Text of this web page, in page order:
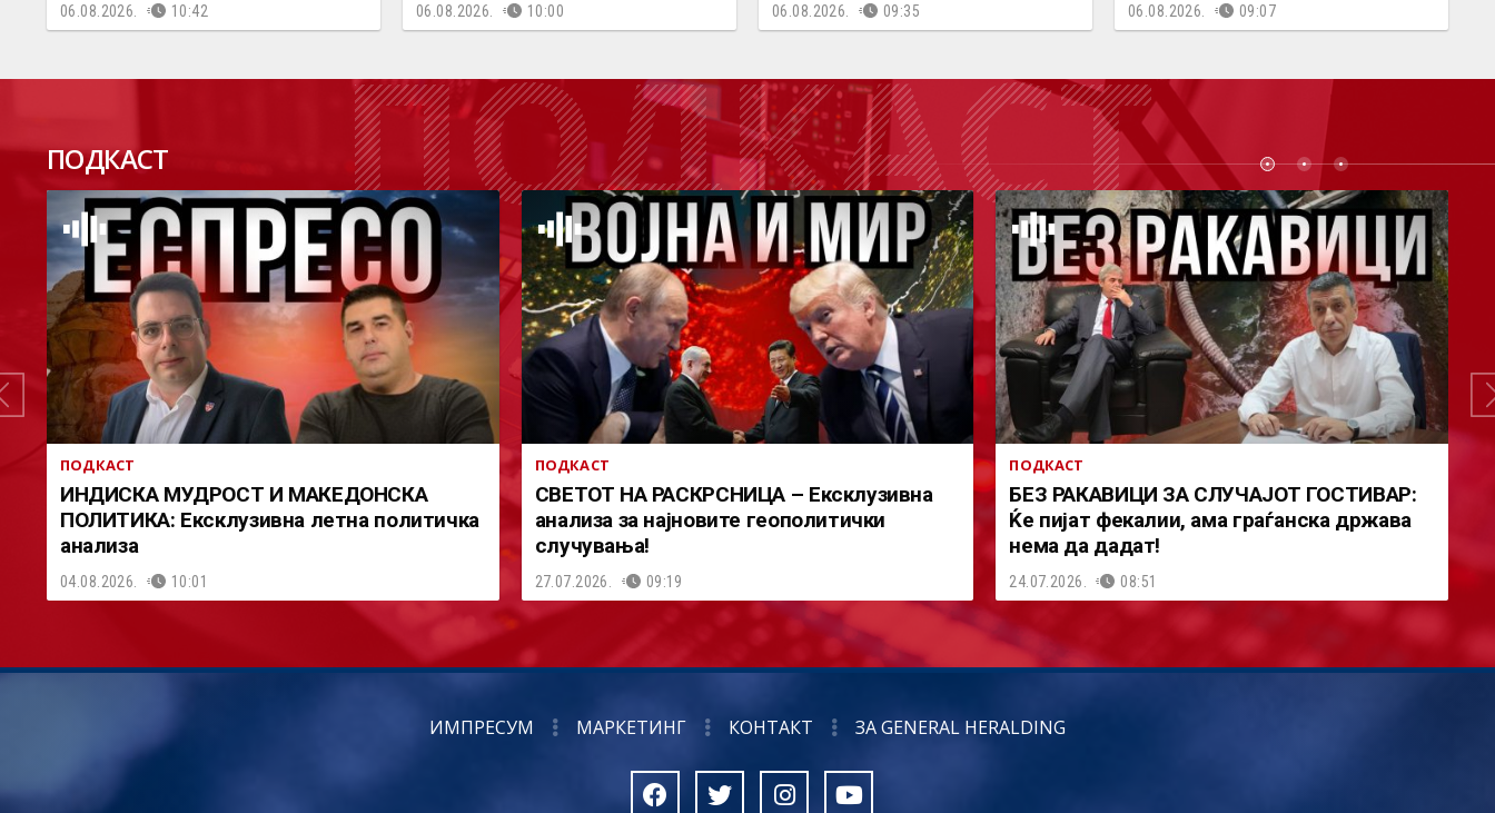
06.08.2026. 10:42 06.08.2026. 10:00 06.08.2026. 09:35 06.08.2026. 09:07
ПОДКАСТ ПОДКАСТ
ПОДКАСТ
ИНДИСКА МУДРОСТ И МАКЕДОНСКА
ПОЛИТИКА: Ексклузивна летна политичка
анализа
04.08.2026. 10:01
ПОДКАСТ
СВЕТОТ НА РАСКРСНИЦА – Ексклузивна
анализа за најновите геополитички
случувања!
27.07.2026. 09:19
ПОДКАСТ
БЕЗ РАКАВИЦИ ЗА СЛУЧАЈОТ ГОСТИВАР:
Ќе пијат фекалии, ама граѓанска држава
нема да дадат!
24.07.2026. 08:51
ИМПРЕСУМ МАРКЕТИНГ КОНТАКТ ЗА GENERAL HERALDING